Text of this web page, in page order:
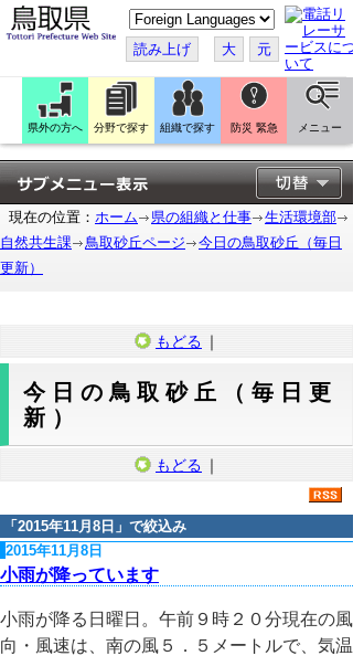
こ
の
ペ
ー
ジ
翻
訳
す
る
読み上げ 大 元
県外の方へ 分野で探す 組織で探す 防災 緊急 メニュー
現在の位置： ホーム 県の組織と仕事
生活環境部
自然共生課
鳥取砂丘ページ
今日の鳥取砂丘（毎日
更新）
もどる ｜
今日の鳥取砂丘（毎日更
新）
もどる ｜
「 2015年11月8日 」で絞込み
2015年11月8日
小雨が降っています
小雨が降る日曜日。午前９時２０分現在の風
向・風速は、南の風５．５メートルで、気温